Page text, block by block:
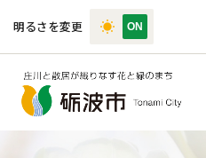
明るさを変更